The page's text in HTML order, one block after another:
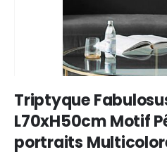
to
the
beginning
of
the
Triptyque
L70xH50cm Motif
portraits